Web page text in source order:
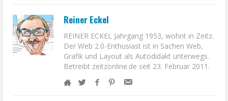
Reiner Eckel
REINER ECKEL Jahrgang 1953, wohnt in Zeitz.
Der Web 2.0-Enthusiast ist in Sachen Web,
Grafik und Layout als Autodidakt unterwegs.
Betreibt zeitzonline.de seit 23. Februar 2011.